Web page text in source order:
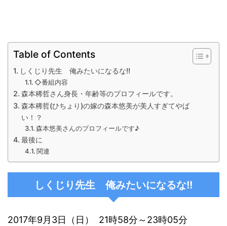
Table of Contents
しくじり先生 俺みたいになるな!!
◇番組内容
森本稀哲さん身長・年齢等のプロフィールです。
森本稀哲(ひちょり)の嫁の森本悠美が美人すぎてやば
い！？
森本悠美さんのプロフィールです♪
最後に
関連
しくじり先生 俺みたいになるな!!
2017年9月3日（日） 21時58分～23時05分